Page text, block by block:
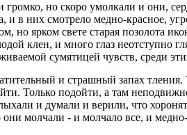
но скоро умолкали и они,
и в них смотрело медно-красное,
ярком свете старая позолота
клен, и много глаз неотступно
сумятицей чувств, среди
и страшный запах тления.
Только подойти, а там
и думали и верили, что
они молчали - и молчало все, и